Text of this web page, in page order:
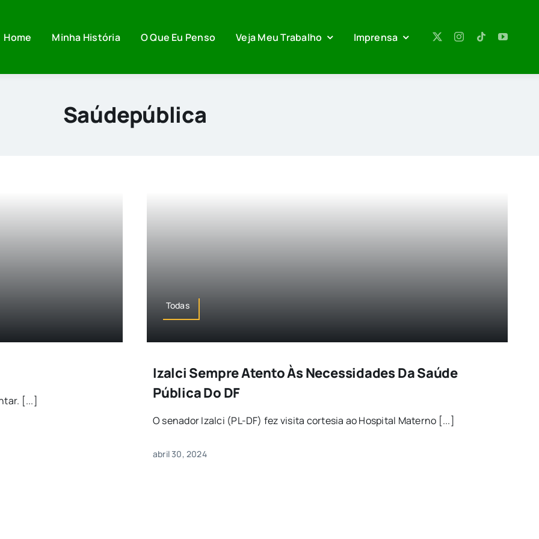
Home Minha História O Que Eu Penso Veja Meu Trabalho Imprensa
Saúdepública
[...]
Todas
Izalci Sempre Atento Às Necessidades Da Saúde
Pública Do DF
O senador Izalci (PL-DF) fez visita cortesia ao Hospital Materno [...]
abril 30, 2024